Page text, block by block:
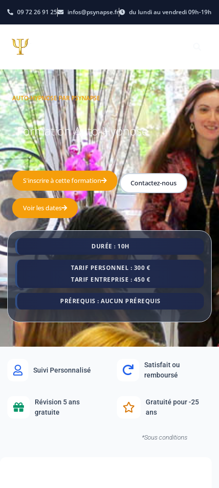
09 72 26 91 25 infos@psynapse.fr du lundi au vendredi 09h-19h
AUTO-HYPNOSE PAR PSYNAPSE
Formation Auto-Hypnose
S'inscrire à cette formation Contactez-nous
Voir les dates
DURÉE : 10H
TARIF PERSONNEL : 300 €
TARIF ENTREPRISE : 450 €
PRÉREQUIS : AUCUN PRÉREQUIS
Suivi Personnalisé
Satisfait ou
remboursé
Révision 5 ans
gratuite
Gratuité pour -25
ans
*Sous conditions